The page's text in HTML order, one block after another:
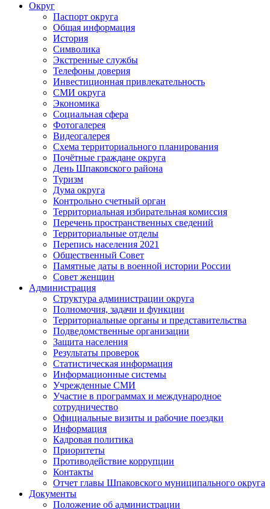
Округ
Паспорт округа
Общая информация
История
Символика
Экстренные службы
Телефоны доверия
Инвестиционная привлекательность
СМИ округа
Экономика
Социальная сфера
Фотогалерея
Видеогалерея
Схема территориального планирования
Почётные граждане округа
День Шпаковского района
Туризм
Дума округа
Контрольно счетный орган
Территориальная избирательная комиссия
Перечень пространственных сведений
Территориальные отделы
Перепись населения 2021
Общественный Совет
Памятные даты в военной истории России
Совет женщин
Администрация
Структура администрации округа
Полномочия, задачи и функции
Территориальные органы и представительства
Подведомственные организации
Защита населения
Результаты проверок
Статистическая информация
Информационные системы
Учрежденные СМИ
Участие в программах и международное
сотрудничество
Официальные визиты и рабочие поездки
Информация
Кадровая политика
Приоритеты
Противодействие коррупции
Контакты
Отчет главы Шпаковского муниципального округа
Документы
Положение об администрации